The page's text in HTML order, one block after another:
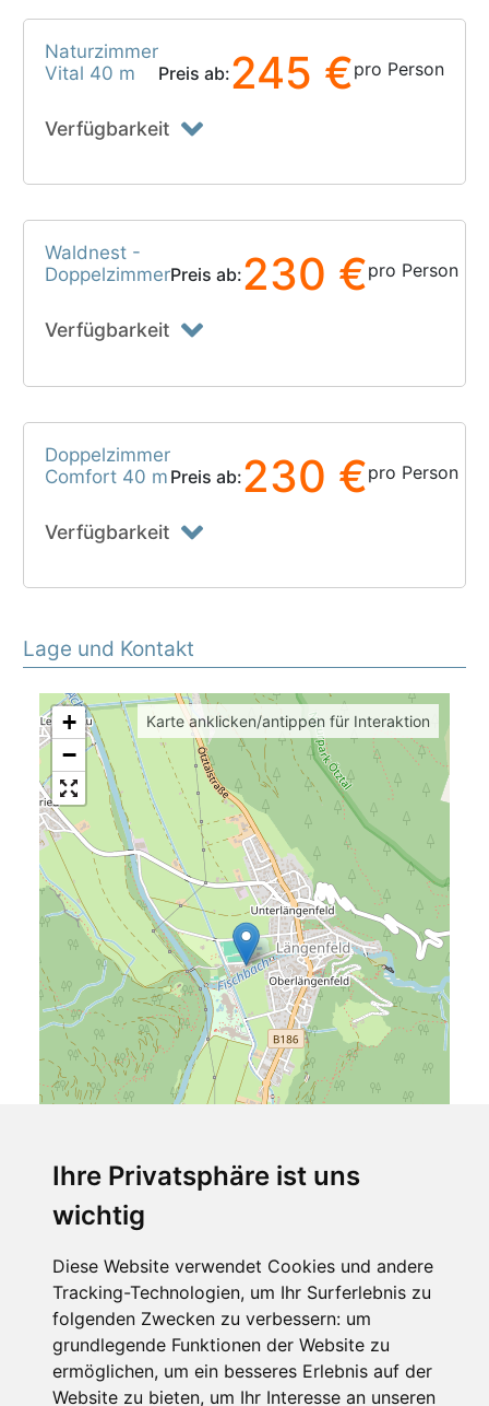
Ihre Privatsphäre ist uns
wichtig
Diese Website verwendet Cookies und andere
Tracking-Technologien, um Ihr Surferlebnis zu
folgenden Zwecken zu verbessern: um
grundlegende Funktionen der Website zu
ermöglichen, um ein besseres Erlebnis auf der
Website zu bieten, um Ihr Interesse an unseren
Naturzimmer
Vital 40 m
Preis ab:245 €pro Person
Verfügbarkeit
Waldnest -
DoppelzimmerPreis ab:230 €pro Person
Verfügbarkeit
Doppelzimmer
Comfort 40 m Preis ab:230 €pro Person
Verfügbarkeit
Lage und Kontakt
+
−
Karte anklicken/antippen für Interaktion
Naturhotel Waldklause
Unterlängenfeld 190
6444 Längenfeld
Tirol
Österreich